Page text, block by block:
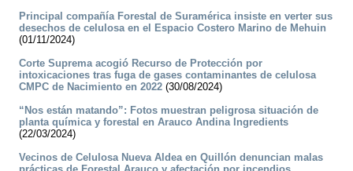
Principal compañía Forestal de Suramérica insiste en verter sus
desechos de celulosa en el Espacio Costero Marino de Mehuin
(01/11/2024)
Corte Suprema acogió Recurso de Protección por
intoxicaciones tras fuga de gases contaminantes de celulosa
CMPC de Nacimiento en 2022 (30/08/2024)
“Nos están matando”: Fotos muestran peligrosa situación de
planta química y forestal en Arauco Andina Ingredients
(22/03/2024)
Vecinos de Celulosa Nueva Aldea en Quillón denuncian malas